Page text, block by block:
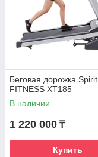
Беговая дорожка Spirit
FITNESS XT185
В наличии
1 220 000 ₸
Купить